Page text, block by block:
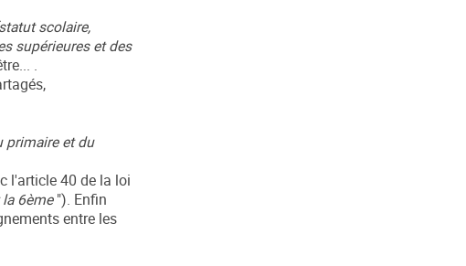
scolaire,
supérieures et des
.
primaire et du
l'article 40 de la loi
6ème"). Enfin
entre les